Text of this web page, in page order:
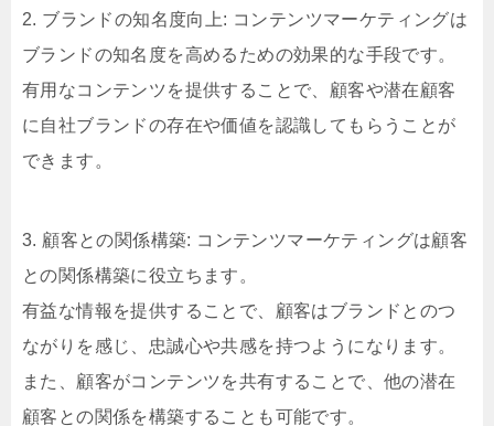
2. ブランドの知名度向上: コンテンツマーケティングは
ブランドの知名度を高めるための効果的な手段です。
有用なコンテンツを提供することで、顧客や潜在顧客
に自社ブランドの存在や価値を認識してもらうことが
できます。
3. 顧客との関係構築: コンテンツマーケティングは顧客
との関係構築に役立ちます。
有益な情報を提供することで、顧客はブランドとのつ
ながりを感じ、忠誠心や共感を持つようになります。
また、顧客がコンテンツを共有することで、他の潜在
顧客との関係を構築することも可能です。